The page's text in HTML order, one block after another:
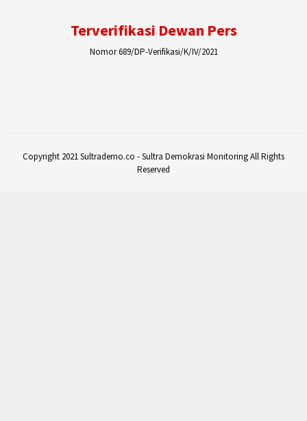
Terverifikasi Dewan Pers
Nomor 689/DP-Verifikasi/K/IV/2021
Copyright 2021 Sultrademo.co - Sultra Demokrasi Monitoring All Rights
Reserved